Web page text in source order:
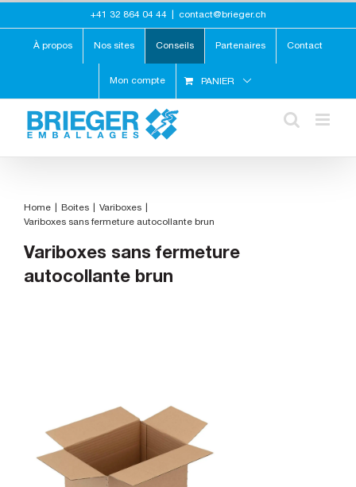
content
+41 32 864 04 44 contact@brieger.ch
À propos Nos sites Conseils Partenaires Contact
Mon compte PANIER
Home Boites
Variboxes
Variboxes sans fermeture autocollante brun
Variboxes sans fermeture
autocollante brun